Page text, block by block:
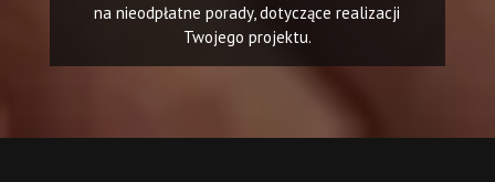
na nieodpłatne porady, dotyczące realizacji
Twojego projektu.